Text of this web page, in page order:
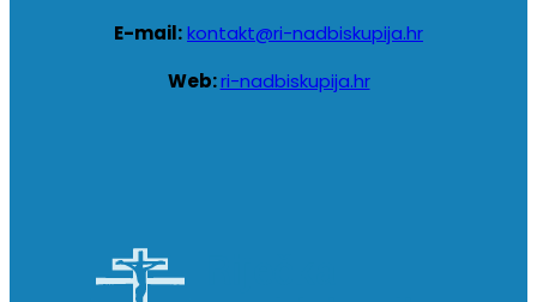
E-mail:kontakt@ri-nadbiskupija.hr
Web:ri-nadbiskupija.hr